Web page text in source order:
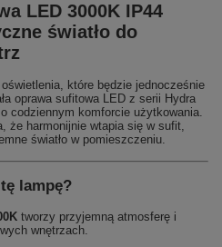
LED 3000K IP44
światło do
które będzie jednocześnie
oprawa sufitowa LED z serii Hydra
codziennym komforcie użytkowania.
że harmonijnie wtapia się w sufit,
światło w pomieszczeniu.
lampę?
tworzy przyjemną atmosferę i
wnętrzach.